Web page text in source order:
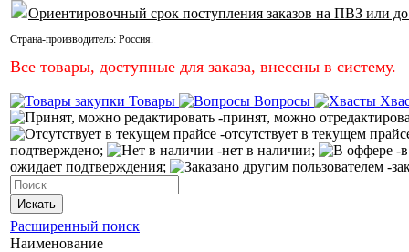
Ориентировочный срок поступления заказов на ПВЗ или
Страна-производитель: Россия.
Все товары, доступные для заказа, внесены в систему.
Товары Вопросы
-принят, можно
-отсутствует в текущем
подтверждено;
-нет в наличии;
-
ожидает подтверждения;
-
Искать
Расширенный поиск
Наименование